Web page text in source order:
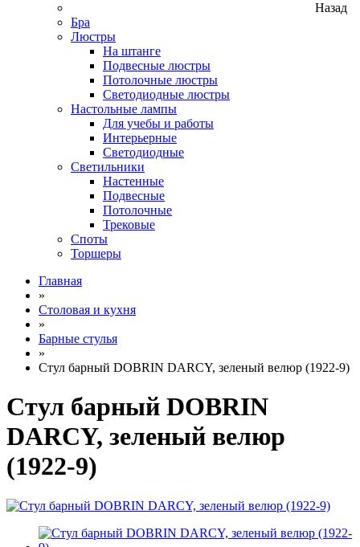
Назад
Бра
Люстры
На штанге
Подвесные люстры
Потолочные люстры
Светодиодные люстры
Настольные лампы
Для учебы и работы
Интерьерные
Светодиодные
Светильники
Настенные
Подвесные
Потолочные
Трековые
Споты
Торшеры
Главная
»
Столовая и кухня
»
Барные стулья
»
Стул барный DOBRIN DARCY, зеленый велюр (1922-9)
Стул барный DOBRIN
DARCY, зеленый велюр
(1922-9)